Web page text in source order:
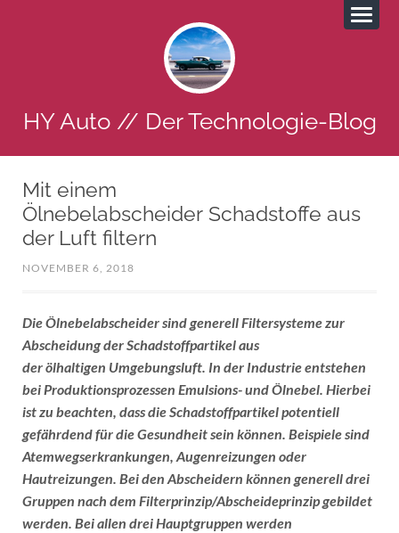
HY Auto // Der Technologie-Blog
Mit einem
Ölnebelabscheider Schadstoffe aus
der Luft filtern
NOVEMBER 6, 2018
Die Ölnebelabscheider sind generell Filtersysteme zur
Abscheidung der Schadstoffpartikel aus
der ölhaltigen Umgebungsluft. In der Industrie entstehen
bei Produktionsprozessen Emulsions- und Ölnebel. Hierbei
ist zu beachten, dass die Schadstoffpartikel potentiell
gefährdend für die Gesundheit sein können. Beispiele sind
Atemwegserkrankungen, Augenreizungen oder
Hautreizungen. Bei den Abscheidern können generell drei
Gruppen nach dem Filterprinzip/Abscheideprinzip gebildet
werden. Bei allen drei Hauptgruppen werden